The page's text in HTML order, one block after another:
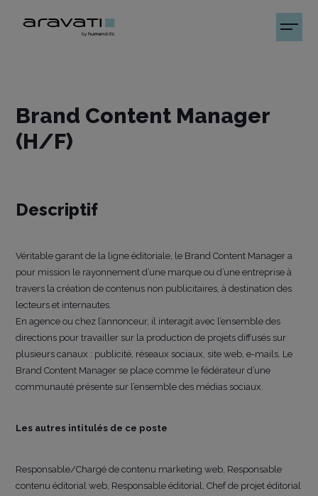
Brand Content Manager
(H/F)
Descriptif
Véritable garant de la ligne éditoriale, le Brand Content Manager a
pour mission le rayonnement d’une marque ou d’une entreprise à
travers la création de contenus non publicitaires, à destination des
lecteurs et internautes.
En agence ou chez l’annonceur, il interagit avec l’ensemble des
directions pour travailler sur la production de projets diffusés sur
plusieurs canaux : publicité, réseaux sociaux, site web, e-mails. Le
Brand Content Manager se place comme le fédérateur d’une
communauté présente sur l’ensemble des médias sociaux.
Les autres intitulés de ce poste
Responsable/Chargé de contenu marketing web, Responsable
contenu éditorial web, Responsable éditorial, Chef de projet éditorial